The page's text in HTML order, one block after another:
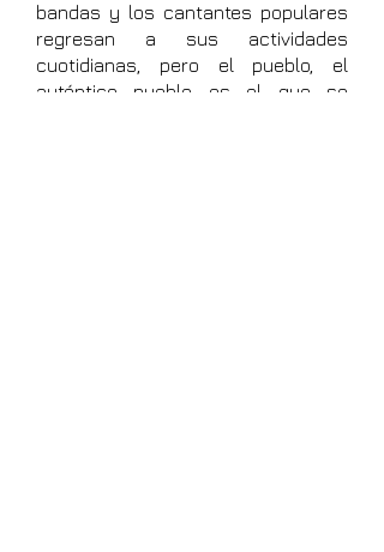
bandas y los cantantes populares
regresan a sus actividades
cuotidianas, pero el pueblo, el
auténtico pueblo es el que se